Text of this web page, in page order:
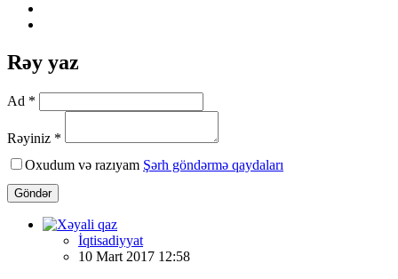
Rəy yaz
Ad *
Rəyiniz *
Oxudum və razıyam Şərh göndərmə qaydaları
Göndər
İqtisadiyyat
10 Mart 2017 12:58